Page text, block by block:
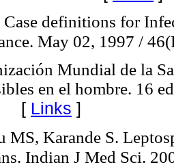
Case definitions for
May 02, 1997 /
Mundial de la
en el hombre. 16
Links ]
MS, Karande S.
Indian J Med Sci.